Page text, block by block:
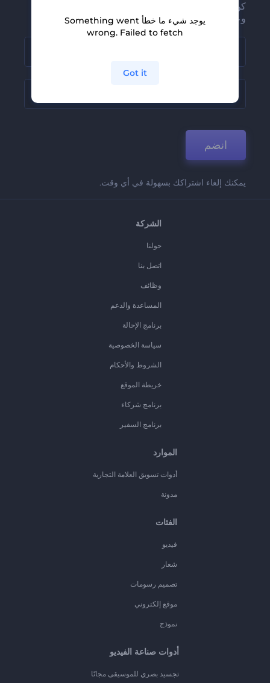
كن من بين أوائل من يستلمون أحدث أخبارنا
وعروضنا
انضم
يمكنك إلغاء اشتراكك بسهولة في أي وقت.
الشركة
حولنا
اتصل بنا
وظائف
المساعدة والدعم
برنامج الإحالة
سياسة الخصوصية
الشروط والأحكام
خريطة الموقع
برنامج شركاء
برنامج السفير
الموارد
أدوات تسويق العلامة التجارية
مدونة
الفئات
فيديو
شعار
تصميم رسومات
موقع إلكتروني
نموذج
أدوات صناعة الفيديو
تجسيد بصري للموسيقى مجانًا
يوجد شيء ما خطأ Something went
wrong. Failed to fetch
Got it